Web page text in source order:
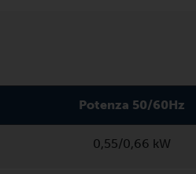
Potenza 50/60Hz
0,55/0,66 kW